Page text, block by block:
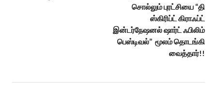
சொல்லும் புரட்சியை “தி
ஸ்கிரிப்ட் கிராஃப்ட்
இன்டர்நேஷனல் ஷார்ட் ஃபிலிம்
பெஸ்டிவல்” மூலம் தொடங்கி
வைத்தார்!!